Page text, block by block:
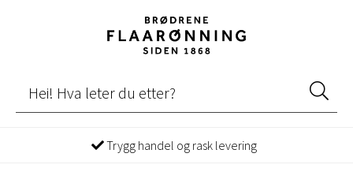
Trygg handel og rask levering